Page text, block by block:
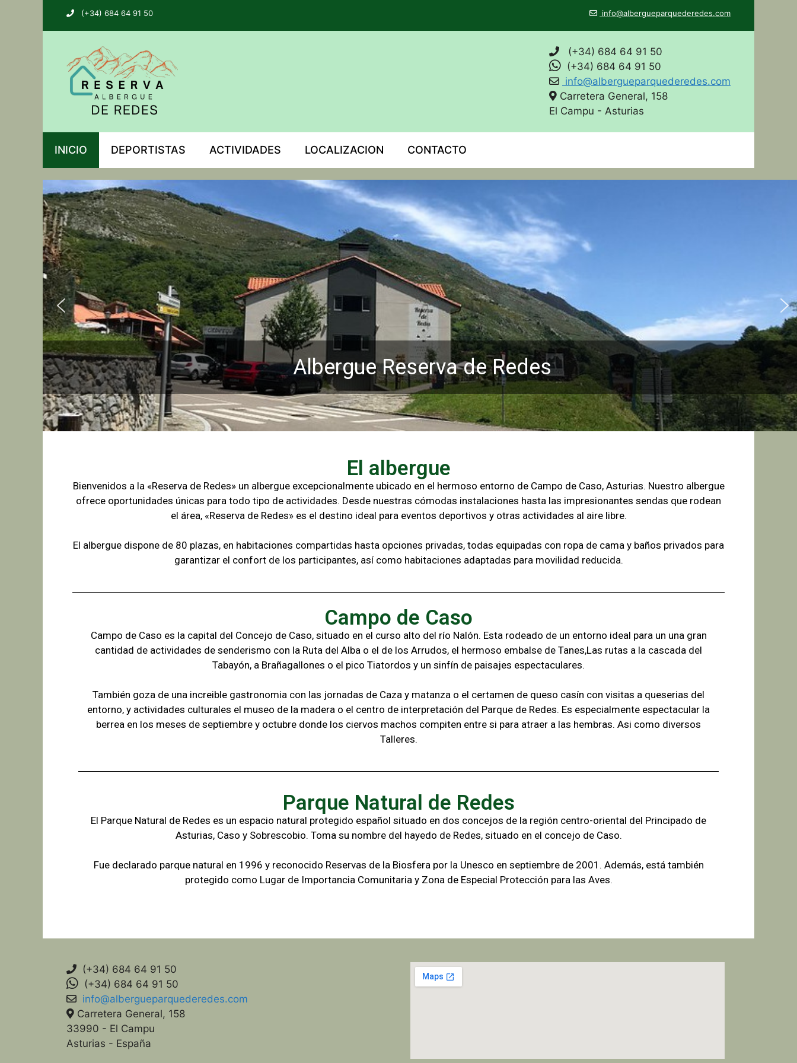
(+34) 684 64 91 50 info@albergueparquederedes.com
(+34) 684 64 91 50
(+34) 684 64 91 50
info@albergueparquederedes.com
Carretera General, 158
El Campu - Asturias
INICIO DEPORTISTAS ACTIVIDADES LOCALIZACION CONTACTO
Albergue Reserva de Redes
El albergue
Bienvenidos a la «Reserva de Redes» un albergue excepcionalmente ubicado en el hermoso entorno de Campo de Caso, Asturias. Nuestro albergue
ofrece oportunidades únicas para todo tipo de actividades. Desde nuestras cómodas instalaciones hasta las impresionantes sendas que rodean
el área, «Reserva de Redes» es el destino ideal para eventos deportivos y otras actividades al aire libre.
El albergue dispone de 80 plazas, en habitaciones compartidas hasta opciones privadas, todas equipadas con ropa de cama y baños privados para
garantizar el confort de los participantes, así como habitaciones adaptadas para movilidad reducida.
Campo de Caso
Campo de Caso es la capital del Concejo de Caso, situado en el curso alto del río Nalón. Esta rodeado de un entorno ideal para un una gran
cantidad de actividades de senderismo con la Ruta del Alba o el de los Arrudos, el hermoso embalse de Tanes,Las rutas a la cascada del
Tabayón, a Brañagallones o el pico Tiatordos y un sinfín de paisajes espectaculares.
También goza de una increible gastronomia con las jornadas de Caza y matanza o el certamen de queso casín con visitas a queserias del
entorno, y actividades culturales el museo de la madera o el centro de interpretación del Parque de Redes. Es especialmente espectacular la
berrea en los meses de septiembre y octubre donde los ciervos machos compiten entre si para atraer a las hembras. Asi como diversos
Talleres.
Parque Natural de Redes
El Parque Natural de Redes es un espacio natural protegido español situado en dos concejos de la región centro-oriental del Principado de
Asturias, Caso y Sobrescobio. Toma su nombre del hayedo de Redes, situado en el concejo de Caso.
Fue declarado parque natural en 1996 y reconocido Reservas de la Biosfera por la Unesco en septiembre de 2001. Además, está también
protegido como Lugar de Importancia Comunitaria y Zona de Especial Protección para las Aves.
(+34) 684 64 91 50
(+34) 684 64 91 50
info@albergueparquederedes.com
Carretera General, 158
33990 - El Campu
Asturias - España